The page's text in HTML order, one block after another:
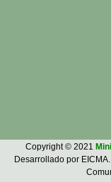
Copyright © 2021
Desarrollado por